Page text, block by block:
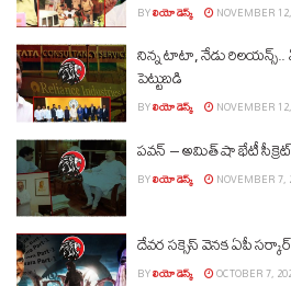
BYలియో డెస్క్ NOVEMBER
నిన్న టాటా, నేడు రిలయన్స్..
పెట్టుబడి
BYలియో డెస్క్ NOVEMBER
పవన్‌ – అమిత్‌ షా భేటీ
BYలియో డెస్క్ NOVEMBER 7,
దేవర సక్సెస్‌ వెనక ఏపీ
BYలియో డెస్క్ OCTOBER 7,